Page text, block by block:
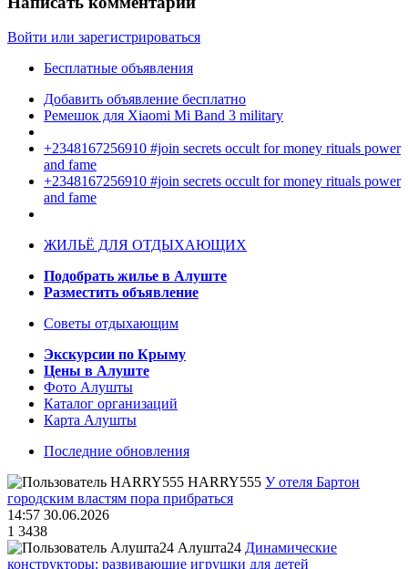
Войти или зарегистрироваться
Бесплатные объявления
Добавить объявление бесплатно
Ремешок для Xiaomi Mi Band 3 military
+2348167256910 #join secrets occult for money rituals power
and fame
+2348167256910 #join secrets occult for money rituals power
and fame
ЖИЛЬЁ ДЛЯ ОТДЫХАЮЩИХ
Подобрать жилье в Алуште
Разместить объявление
Советы отдыхающим
Экскурсии по Крыму
Цены в Алуште
Фото Алушты
Каталог организаций
Карта Алушты
Последние обновления
HARRY555 У отеля Бартон
городским властям пора прибраться
14:57 30.06.2026
1 3438
Алушта24 Динамические
конструкторы: развивающие игрушки для детей